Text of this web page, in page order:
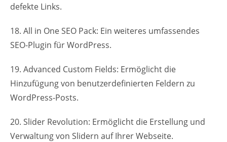
defekte Links.
18. All in One SEO Pack: Ein weiteres umfassendes
SEO-Plugin für WordPress.
19. Advanced Custom Fields: Ermöglicht die
Hinzufügung von benutzerdefinierten Feldern zu
WordPress-Posts.
20. Slider Revolution: Ermöglicht die Erstellung und
Verwaltung von Slidern auf Ihrer Webseite.